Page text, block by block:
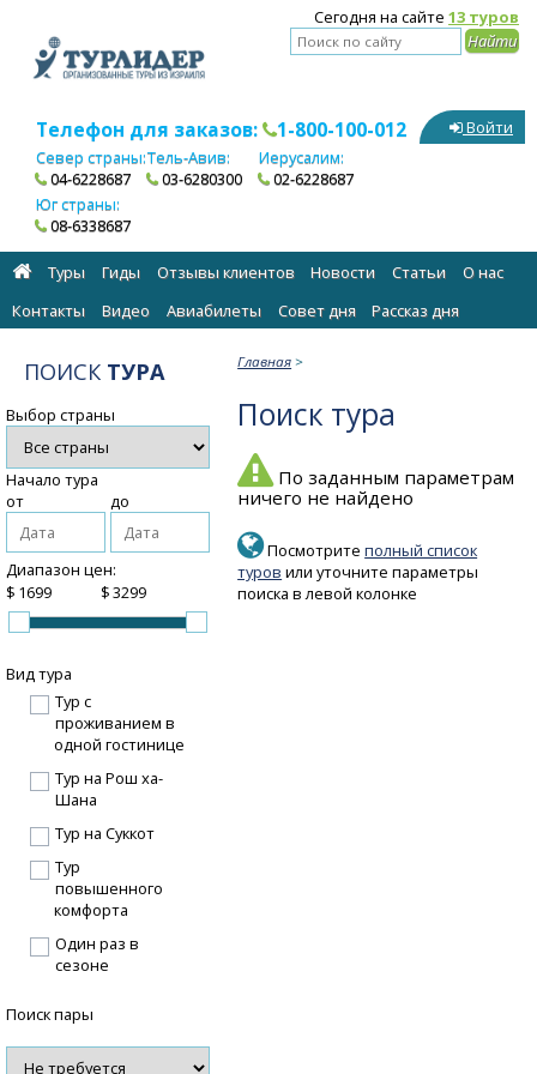
Сегодня на сайте 13 туров
Телефон для заказов: 1-800-100-012
Север страны:
04-6228687
Тель-Авив:
03-6280300
Иерусалим:
02-6228687
Юг страны:
08-6338687
Войти
Туры Гиды Отзывы клиентов Новости Статьи
О нас
Контакты
Видео Авиабилеты Cовет дня Рассказ дня
Главная >
Поиск тура
По заданным параметрам
ничего не найдено
Посмотритеполный список
туров или уточните параметры
поиска в левой колонке
ПОИСК ТУРА
Выбор страны
Начало тура
от
до
Диапазон цен:
$
$
Вид тура
Тур с
проживанием в
одной гостинице
Тур на Рош ха-
Шана
Тур на Суккот
Тур
повышенного
комфорта
Один раз в
сезоне
Поиск пары